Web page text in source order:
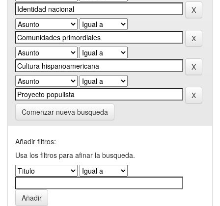
Comenzar nueva busqueda
Añadir filtros:
Usa los filtros para afinar la busqueda.